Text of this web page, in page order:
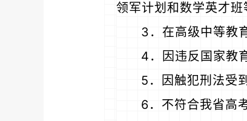
领军计划和数学英才班
3．在高级中等教
4．因违反国家教
5．因触犯刑法受
6．不符合我省高